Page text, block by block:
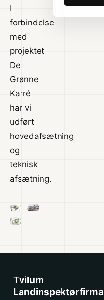
I
forbindelse
med
projektet
De
Grønne
Karré
har vi
udført
hovedafsætning
og
teknisk
afsætning.
Tvilum
Landinspektørfirma